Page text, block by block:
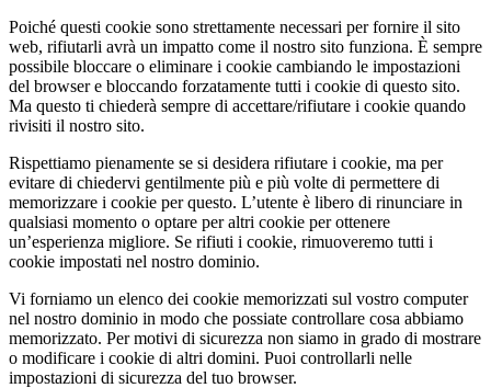
Poiché questi cookie sono strettamente necessari per fornire il sito
web, rifiutarli avrà un impatto come il nostro sito funziona. È sempre
possibile bloccare o eliminare i cookie cambiando le impostazioni
del browser e bloccando forzatamente tutti i cookie di questo sito.
Ma questo ti chiederà sempre di accettare/rifiutare i cookie quando
rivisiti il nostro sito.
Rispettiamo pienamente se si desidera rifiutare i cookie, ma per
evitare di chiedervi gentilmente più e più volte di permettere di
memorizzare i cookie per questo. L’utente è libero di rinunciare in
qualsiasi momento o optare per altri cookie per ottenere
un’esperienza migliore. Se rifiuti i cookie, rimuoveremo tutti i
cookie impostati nel nostro dominio.
Vi forniamo un elenco dei cookie memorizzati sul vostro computer
nel nostro dominio in modo che possiate controllare cosa abbiamo
memorizzato. Per motivi di sicurezza non siamo in grado di mostrare
o modificare i cookie di altri domini. Puoi controllarli nelle
impostazioni di sicurezza del tuo browser.